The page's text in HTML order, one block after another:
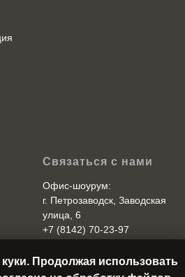
Связаться с нами
Офис-шоурум:
г. Петрозаводск, Заводская
улица, 6
+7 (8142) 70-23-97
Отдел продаж:
Продолжая использовать